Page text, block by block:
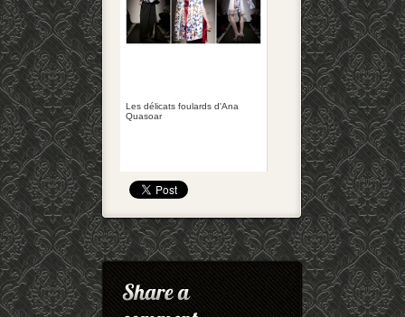
Les délicats foulards d'Ana
Quasoar